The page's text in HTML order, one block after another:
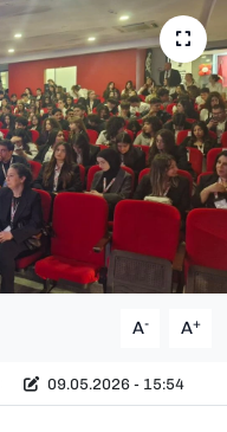
A- A+
09.05.2026 - 15:54